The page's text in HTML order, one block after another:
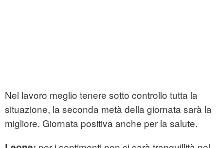
Nel lavoro meglio tenere sotto controllo tutta la
situazione, la seconda metà della giornata sarà la
migliore. Giornata positiva anche per la salute.